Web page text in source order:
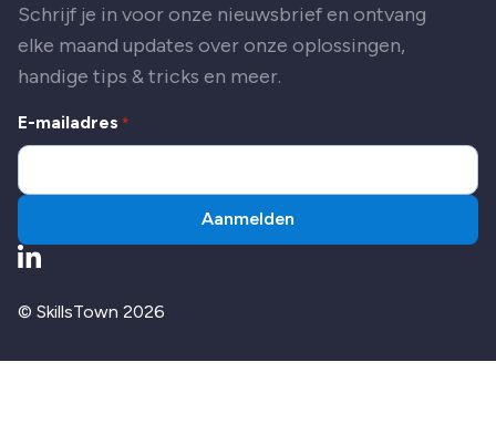
Schrijf je in voor onze nieuwsbrief en ontvang
elke maand updates over onze oplossingen,
handige tips & tricks en meer.
E-mailadres *
Aanmelden
Ga naar LinkedIn
© SkillsTown 2026